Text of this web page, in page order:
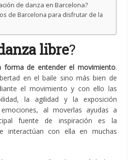
de danza en Barcelona?
de Barcelona para disfrutar de la
libre?
forma de entender el movimiento.
en el baile sino más bien de
el movimiento y con ello las
la agilidad y la exposición
al moverlas ayudas a
fuente de inspiración es la
interactúan con ella en muchas